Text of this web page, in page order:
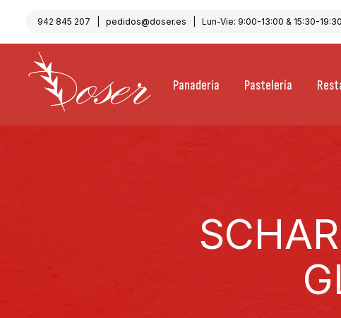
942 845 207 pedidos@doser.es | Lun-Vie: 9:00-13:00 & 15:30-
Panadería Pastelería